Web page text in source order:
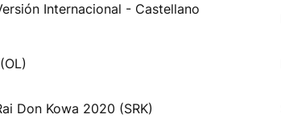
Internacional - Castellano
Don Kowa 2020 (SRK)